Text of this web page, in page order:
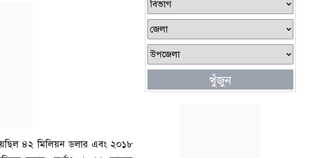
৪২ মিলিয়ন ডলার এবং ২০১৮
খুঁজুন